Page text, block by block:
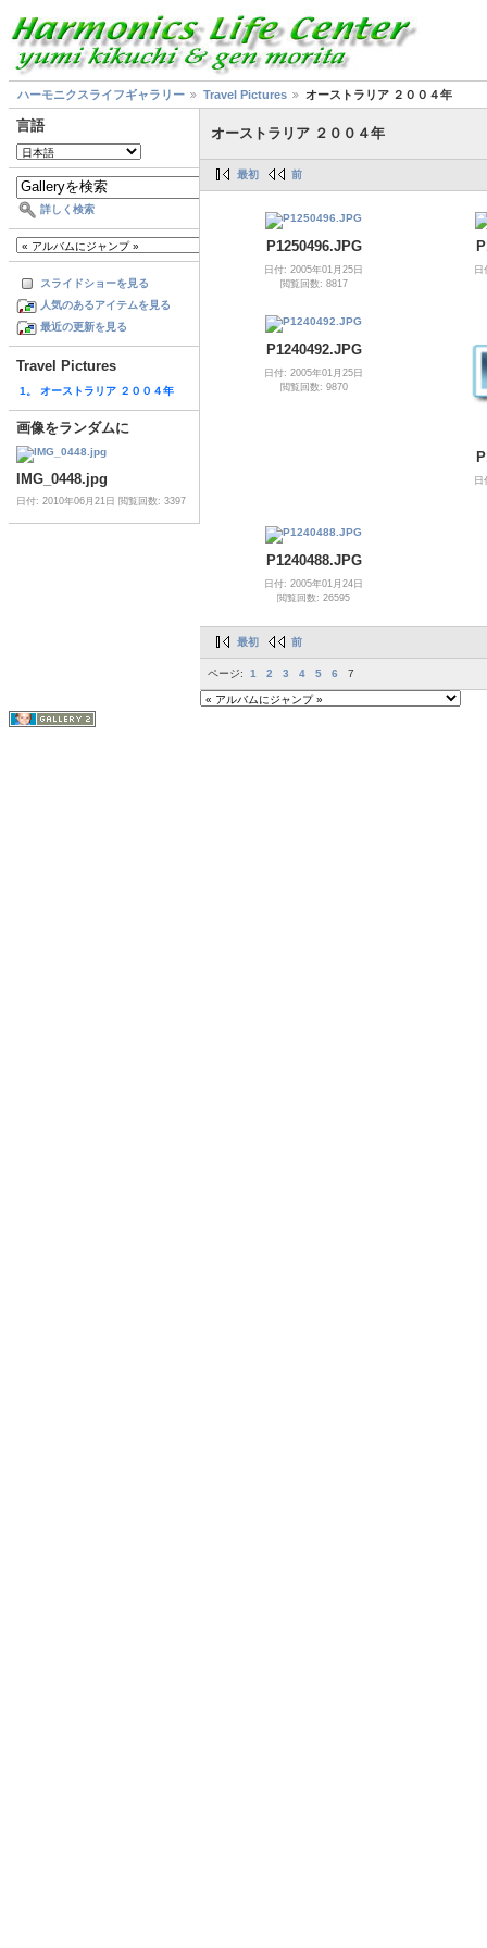
ハーモニクスライフギャラリー Travel Pictures オーストラリア ２００４年
言語
詳しく検索
スライドショーを見る
人気のあるアイテムを見る
最近の更新を見る
Travel Pictures
1。 オーストラリア ２００４年
画像をランダムに
IMG_0448.jpg
日付: 2010年06月21日 閲覧回数: 3397
オーストラリア ２００４年
最初 前
P1250496.JPG
日付: 2005年01月25日
閲覧回数: 8817
P1240492.JPG
日付: 2005年01月25日
閲覧回数: 9870
P1240488.JPG
日付: 2005年01月24日
閲覧回数: 26595
最初 前
ページ: 1 2 3 4 5 6 7